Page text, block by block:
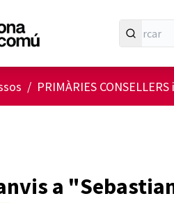
/ PRIMÀRIES
a